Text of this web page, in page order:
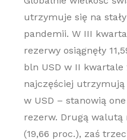
utrzymuje się na
pandemii. W III
rezerwy osiągnęły
bln USD w II
najczęściej
w USD – stanowią
rezerw. Drugą walutą
(19,66 proc.), zaś